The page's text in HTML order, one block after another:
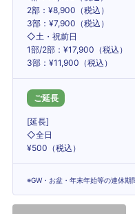
2部：¥8,900（税込）
3部：¥7,900（税込）
◇土・祝前日
1部/2部：¥17,900（税込）
3部：¥11,900（税込）
ご延長
[延長]
◇全日
¥500（税込）
※GW・お盆・年末年始等の連休期